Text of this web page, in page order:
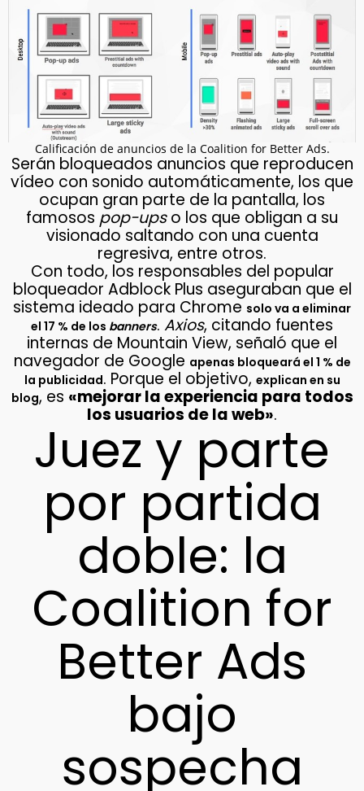
Calificación de anuncios de la Coalition for Better Ads.
Serán bloqueados anuncios que reproducen
vídeo con sonido automáticamente, los que
ocupan gran parte de la pantalla, los
famosos pop-upso los que obligan a su
visionado saltando con una cuenta
regresiva, entre otros.
Con todo, los responsables del popular
bloqueador Adblock Plus aseguraban que el
sistema ideado para Chrome solo va a eliminar
el 17 % de los banners. Axios, citando fuentes
internas de Mountain View, señaló que el
navegador de Google apenas bloqueará el 1 % de
la publicidad. Porque el objetivo, explican en su
blog, es «mejorar la experiencia para todos
los usuarios de la web».
Juez y parte
por partida
doble: la
Coalition for
Better Ads
bajo
sospecha